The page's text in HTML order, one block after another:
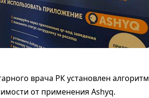
врача РК установлен алгоритм
от применения Ashyq.